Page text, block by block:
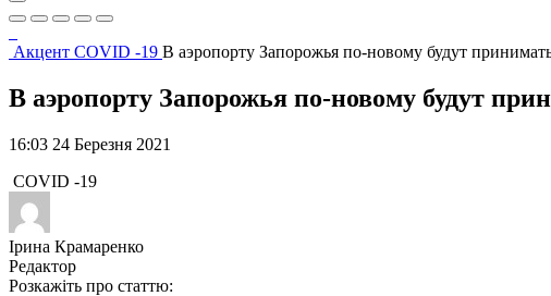
Акцент COVID -19 В аэропорту Запорожья по-новому будут
В аэропорту Запорожья по-новому будут
16:03 24 Березня 2021
COVID -19
Ірина Крамаренко
Редактор
Розкажіть про статтю: